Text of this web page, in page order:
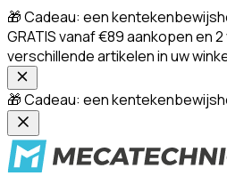
🎁 Cadeau: een
GRATIS vanaf €89 aankopen en
verschillende artikelen in uw
🎁 Cadeau: een